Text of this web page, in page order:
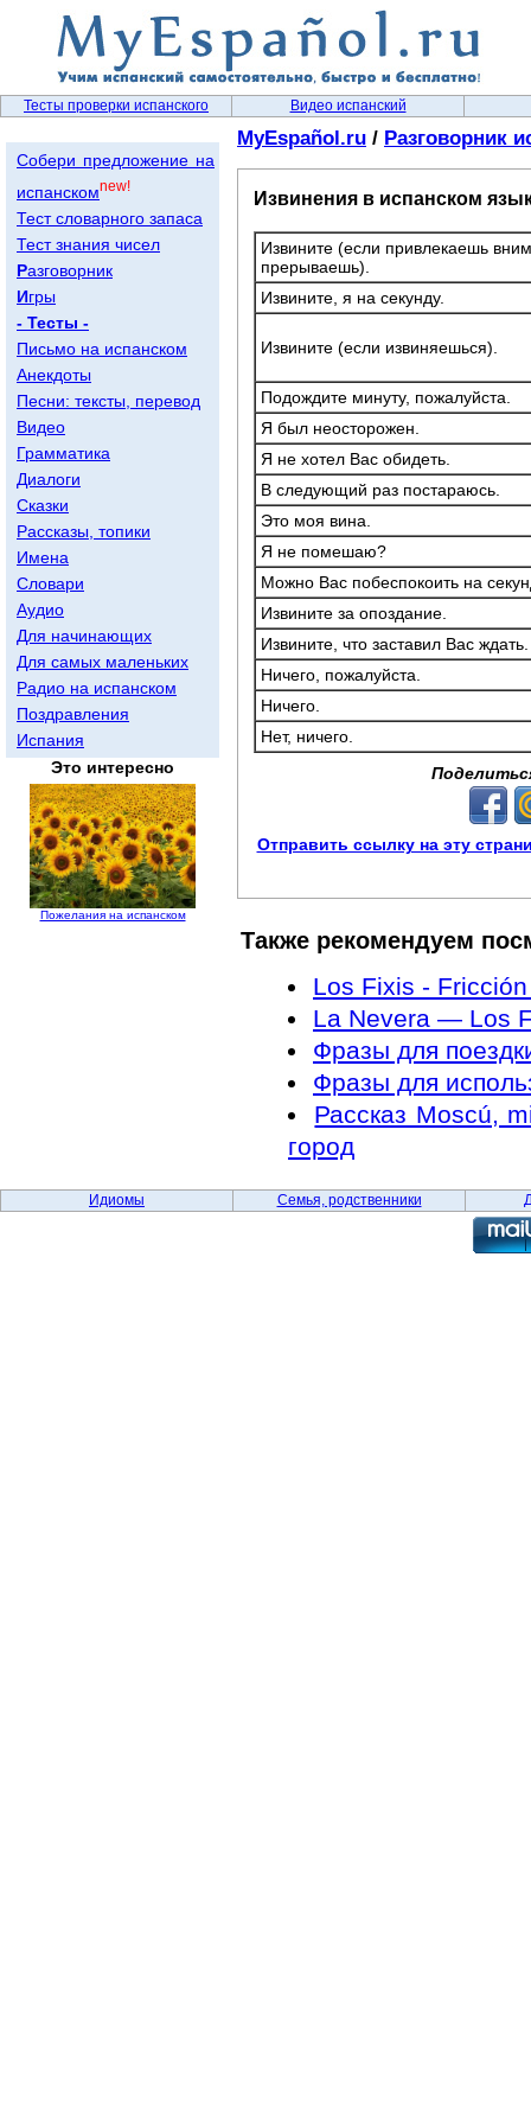
Тесты проверки испанского Видео испанский
Собери предложение на
испанскомnew!
Тест словарного запаса
Тест знания чисел
Разговорник
Игры
- Тесты -
Письмо на испанском
Анекдоты
Песни: тексты, перевод
Видео
Грамматика
Диалоги
Сказки
Рассказы, топики
Имена
Словари
Аудио
Для начинающих
Для самых маленьких
Радио на испанском
Поздравления
Испания
Это интересно
Пожелания на испанском
MyEspañol.ru / Разговорник
Извинения в испанском
Извините (если привлекаешь
прерываешь).
Извините, я на секунду.
Извините (если извиняешься).
Подождите минуту, пожалуйста.
Я был неосторожен.
Я не хотел Вас обидеть.
В следующий раз постараюсь.
Это моя вина.
Я не помешаю?
Можно Вас побеспокоить на
Извините за опоздание.
Извините, что заставил Вас ждать.
Ничего, пожалуйста.
Ничего.
Нет, ничего.
Отправить ссылку на эту
Также рекомендуем
Los Fixis -
La Nevera — Los
Фразы для
Фразы для
Рассказ Moscú,
город
Идиомы Семья, родственники